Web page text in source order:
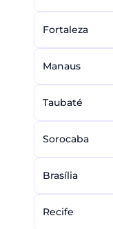
Fortaleza
Manaus
Taubaté
Sorocaba
Brasília
Recife